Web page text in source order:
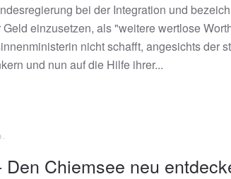
bei der Integration und
einzusetzen, als "weitere wertlose
nicht schafft, angesichts der
und nun auf die Hilfe ihrer...
Chiemsee neu